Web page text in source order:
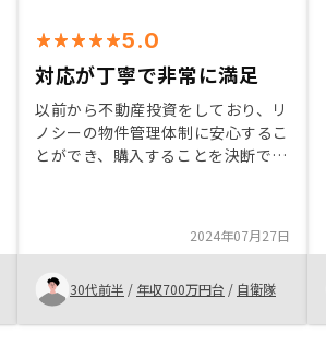
5.0
対応が丁寧で非常に満足
以前から不動産投資をしており、リ
ノシーの物件管理体制に安心するこ
とができ、購入することを決断でき
まだ投資していない方にも伝えたい
2024年07月27日
30代前半 / 年収700万円台 / 自衛隊